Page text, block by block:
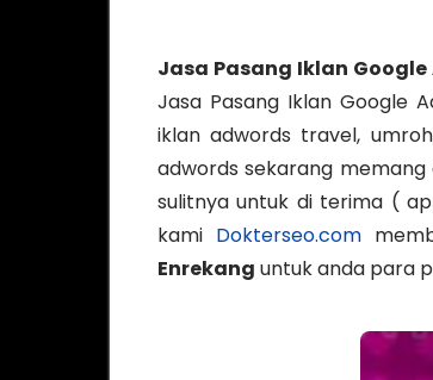
Jasa Pasang Iklan
Jasa Pasang Iklan Google
iklan adwords travel,
adwords sekarang
sulitnya untuk di terima (
kami Dokterseo.com
Enrekang untuk anda para